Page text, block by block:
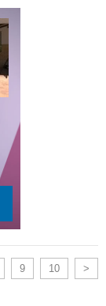
9 10 >